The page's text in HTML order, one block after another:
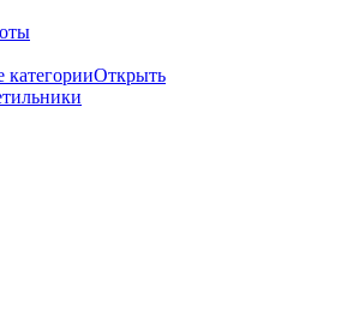
категорииОткрыть